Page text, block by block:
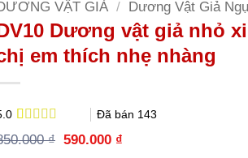
VẬT GIẢ / Dương Vật Giả
Dương vật giả nhỏ
em thích nhẹ nhàng
5.0trên 5
dựa trên
2
Đã bán 143
₫ Giá
590.000 ₫